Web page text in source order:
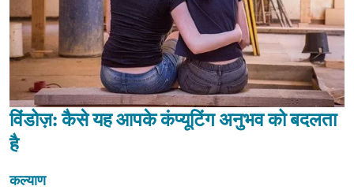
विंडोज़: कैसे यह आपके कंप्यूटिंग अनुभव को बदलता
है
कल्याण